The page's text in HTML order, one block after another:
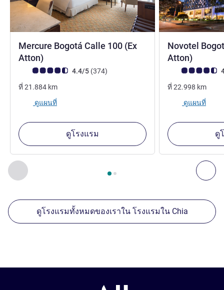
ก่อนหน้า - สถานประกอบการอื่นของเราที่อยู่ใกล้เคียง ถั
หน้า1 , สถานประกอบการอื่นของเราที่อยู่ใกล้เคียง 1 :,
Mercure Bogotá Calle 100 (Ex
Atton)
คะแนนความคิดเห็นจากแขก (เรทติ้งบน ALL)
4.4/5 (374รีวิว รายการ
)
ที่21.884 km
ดูแผนที่
ดูโรงแรม
Novotel
Atton)
คะแนนความคิดเ
ที่22.998 km
ดูแผนที่
ดู
ดูโรงแรมทั้งหมดของเราใน โรงแรมใน Chia